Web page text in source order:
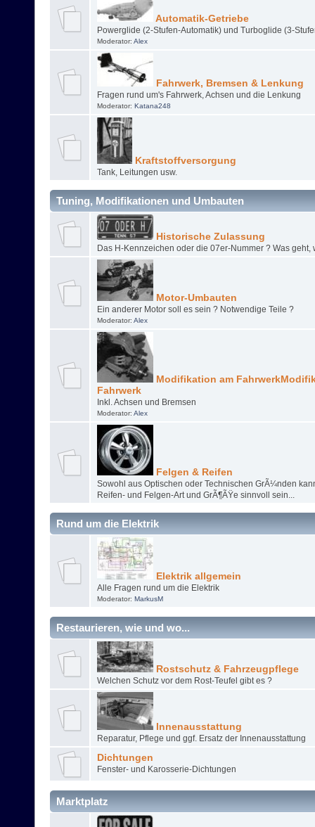
Automatik-Getriebe
Powerglide (2-Stufen-Automatik) und Turboglide (3-
Moderator: Alex
Fahrwerk, Bremsen & Lenkung
Fragen rund um's Fahrwerk, Achsen und die Lenkung
Moderator: Katana248
Kraftstoffversorgung
Tank, Leitungen usw.
Tuning, Modifikationen und Umbauten
Historische Zulassung
Das H-Kennzeichen oder die 07er-Nummer ? Was geht,
Motor-Umbauten
Ein anderer Motor soll es sein ? Notwendige Teile ?
Moderator: Alex
Modifikation am
Fahrwerk
Inkl. Achsen und Bremsen
Moderator: Alex
Felgen & Reifen
Sowohl aus Optischen oder Technischen GrÃ¼nden
Reifen- und Felgen-Art und GrÃ¶ÃŸe sinnvoll sein...
Rund um die Elektrik
Elektrik allgemein
Alle Fragen rund um die Elektrik
Moderator: MarkusM
Restaurieren, wie und wo...
Rostschutz & Fahrzeugpflege
Welchen Schutz vor dem Rost-Teufel gibt es ?
Innenausstattung
Reparatur, Pflege und ggf. Ersatz der Innenausstattung
Dichtungen
Fenster- und Karosserie-Dichtungen
Marktplatz